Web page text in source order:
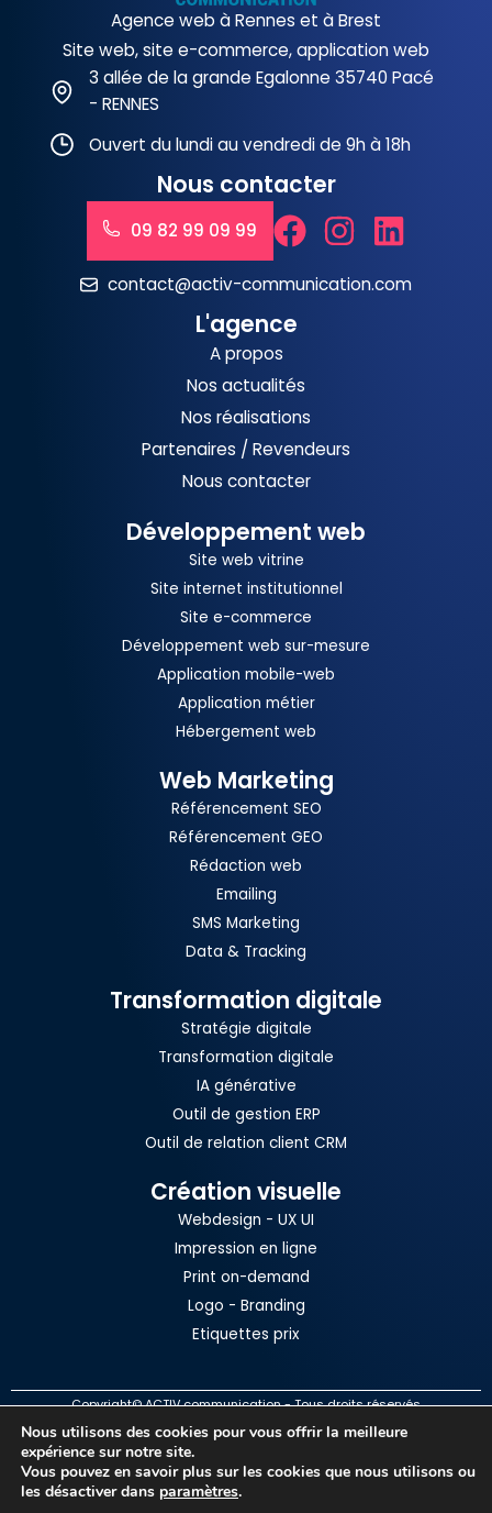
Agence web à Rennes et à Brest
Site web, site e-commerce, application web
3 allée de la grande Egalonne 35740 Pacé
- RENNES
Ouvert du lundi au vendredi de 9h à 18h
Nous contacter
09 82 99 09 99
contact@activ-communication.com
L'agence
A propos
Nos actualités
Nos réalisations
Partenaires / Revendeurs
Nous contacter
Développement web
Site web vitrine
Site internet institutionnel
Site e-commerce
Développement web sur-mesure
Application mobile-web
Application métier
Hébergement web
Web Marketing
Référencement SEO
Référencement GEO
Rédaction web
Emailing
SMS Marketing
Data & Tracking
Transformation digitale
Stratégie digitale
Transformation digitale
IA générative
Outil de gestion ERP
Outil de relation client CRM
Création visuelle
Webdesign - UX UI
Impression en ligne
Print on-demand
Logo - Branding
Etiquettes prix
Copyright© ACTIV communication - Tous droits réservés
Mentions légales
Politique de confidentialité
Nous utilisons des cookies pour vous offrir la meilleure
expérience sur notre site.
Vous pouvez en savoir plus sur les cookies que nous utilisons ou
les désactiver dans paramètres.